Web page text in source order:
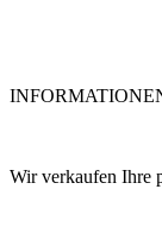
Wir verkaufen Ihre